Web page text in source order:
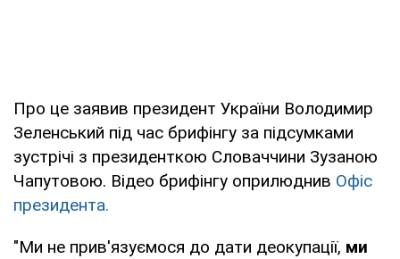
Про це заявив президент України Володимир
Зеленський під час брифінгу за підсумками
зустрічі з президенткою Словаччини Зузаною
Чапутовою. Відео брифінгу оприлюднив Офіс
президента.
"Ми не прив'язуємося до дати деокупації, ми